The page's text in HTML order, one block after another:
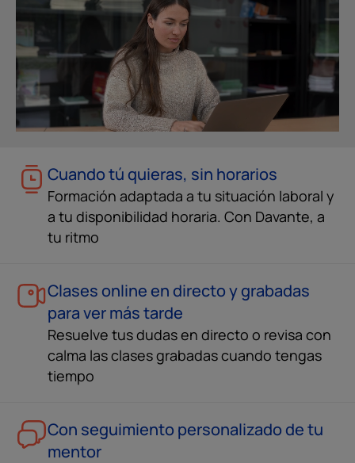
Cuando tú quieras, sin horarios
Formación adaptada a tu situación laboral y
a tu disponibilidad horaria. Con Davante, a
tu ritmo
Clases online en directo y grabadas
para ver más tarde
Resuelve tus dudas en directo o revisa con
calma las clases grabadas cuando tengas
tiempo
Con seguimiento personalizado de tu
mentor